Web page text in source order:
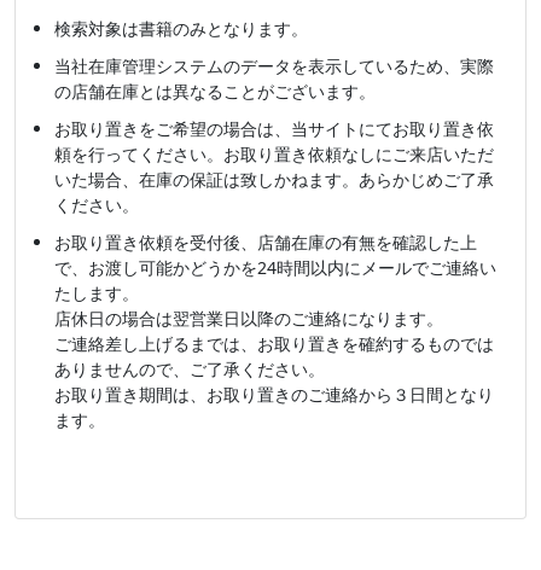
検索対象は書籍のみとなります。
当社在庫管理システムのデータを表示しているため、実際
の店舗在庫とは異なることがございます。
お取り置きをご希望の場合は、当サイトにてお取り置き依
頼を行ってください。お取り置き依頼なしにご来店いただ
いた場合、在庫の保証は致しかねます。あらかじめご了承
ください。
お取り置き依頼を受付後、店舗在庫の有無を確認した上
で、お渡し可能かどうかを24時間以内にメールでご連絡い
たします。
店休日の場合は翌営業日以降のご連絡になります。
ご連絡差し上げるまでは、お取り置きを確約するものでは
ありませんので、ご了承ください。
お取り置き期間は、お取り置きのご連絡から３日間となり
ます。